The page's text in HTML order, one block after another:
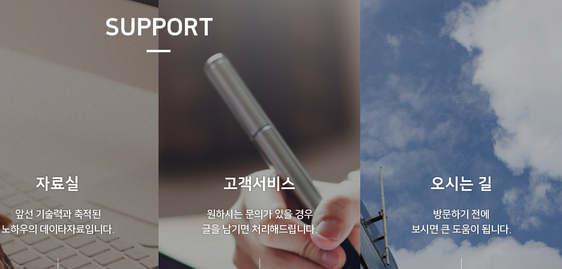
SUPPORT
자료실
앞선 기술력과 축적된
노하우의 데이타자료입니다.
고객서비스
원하시는 문의가 있을 경우
글을 남기면 처리해드립니다.
오시는 길
방문하기 전에
보시면 큰 도움이 됩니다.